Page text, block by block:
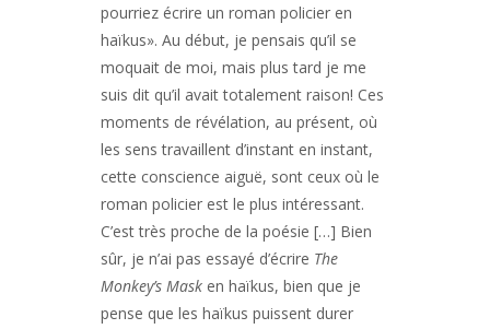
pourriez écrire un roman policier en
haïkus». Au début, je pensais qu’il se
moquait de moi, mais plus tard je me
suis dit qu’il avait totalement raison! Ces
moments de révélation, au présent, où
les sens travaillent d’instant en instant,
cette conscience aiguë, sont ceux où le
roman policier est le plus intéressant.
C’est très proche de la poésie […] Bien
sûr, je n’ai pas essayé d’écrire The
Monkey’s Mask en haïkus, bien que je
pense que les haïkus puissent durer